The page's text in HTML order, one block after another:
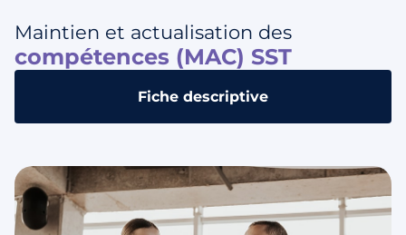
Maintien et actualisation des
compétences (MAC) SST
Fiche descriptive